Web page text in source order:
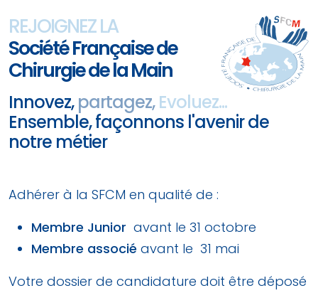
REJOIGNEZ LA
Société Française de
Chirurgie de la Main
Innovez,partagez, Evoluez...
Ensemble, façonnons l'avenir de
notre métier
Adhérer à la SFCM en qualité de :
Membre Junior avant le 31 octobre
Membre associé avant le 31 mai
Votre dossier de candidature doit être déposé